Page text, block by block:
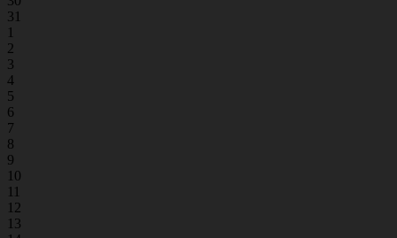
31
1
2
3
4
5
6
7
8
9
10
11
12
13